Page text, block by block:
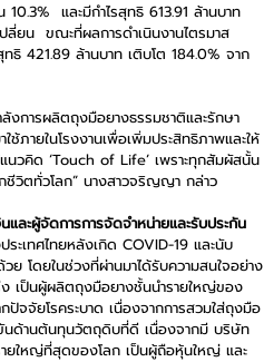
และมีกำไรสุทธิ 613.91 ล้านบาท
ลี่ยน  ขณะที่ผลการดำเนินงานไตรมาส
ธิ 421.89 ล้านบาท เติบโต 184.0% จาก
งการผลิตถุงมือยางธรรมชาติและรักษา
ภายในโรงงานเพื่อเพิ่มประสิทธิภาพและให้
นวคิด ‘Touch of Life’ เพราะทุกสัมผัสนั้น
วิตทั่วโลก” นางสาวจริญญา กล่าว
ละผู้จัดการการจัดจำหน่ายและรับประกัน
ะเทศไทยหลังเกิด COVID-19 และนับ
โดยในช่วงที่ผ่านมาได้รับความสนใจอย่าง
เป็นผู้ผลิตถุงมือยางชั้นนำรายใหญ่ของ
จจัยโรคระบาด เนื่องจากการสวมใส่ถุงมือ
ขันด้านต้นทุนวัตถุดิบที่ดี เนื่องจากมี บริษัท
ยใหญ่ที่สุดของโลก เป็นผู้ถือหุ้นใหญ่ และ